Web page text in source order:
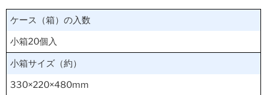
ケース（箱）の入数
小箱20個入
小箱サイズ（約）
330×220×480mm